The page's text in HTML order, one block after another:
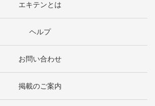
エキテンとは
ヘルプ
お問い合わせ
掲載のご案内